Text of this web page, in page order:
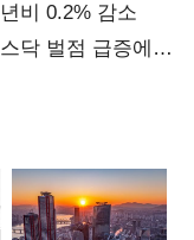
비 0.2% 감소
닥 벌점 급증에